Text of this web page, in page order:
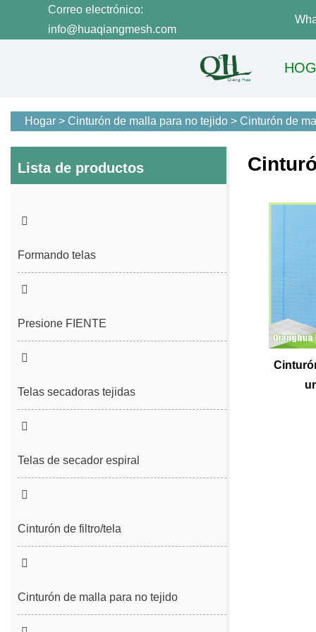
Correo electrónico:
info@huaqiangmesh.com
Hogar > Cinturón de malla para no tejido > Cinturón de
Lista de productos
Formando telas
Presione FIENTE
Fieltro de costura sin fin
Telas secadoras tejidas
Telas de secador espiral
Cinturón de filtro/tela
Cinturón de filtro de prensa espiral
Cinturón de malla para no tejido